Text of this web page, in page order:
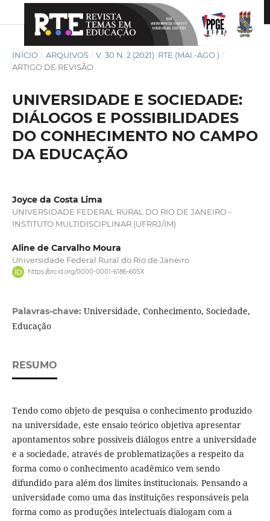
INÍCIO / ARQUIVOS / V. 30 N. 2 (2021): RTE (MAI.-AGO.) /
ARTIGO DE REVISÃO
UNIVERSIDADE E SOCIEDADE:
DIÁLOGOS E POSSIBILIDADES
DO CONHECIMENTO NO CAMPO
DA EDUCAÇÃO
Joyce da Costa Lima
UNIVERSIDADE FEDERAL RURAL DO RIO DE JANEIRO -
INSTITUTO MULTIDISCIPLINAR (UFRRJ/IM)
Aline de Carvalho Moura
Universidade Federal Rural do Rio de Janeiro
https://orcid.org/0000-0001-6186-605X
Palavras-chave: Universidade, Conhecimento, Sociedade,
Educação
RESUMO
Tendo como objeto de pesquisa o conhecimento produzido
na universidade, este ensaio teórico objetiva apresentar
apontamentos sobre possíveis diálogos entre a universidade
e a sociedade, através de problematizações a respeito da
forma como o conhecimento acadêmico vem sendo
difundido para além dos limites institucionais. Pensando a
universidade como uma das instituições responsáveis pela
forma como as produções intelectuais dialogam com a